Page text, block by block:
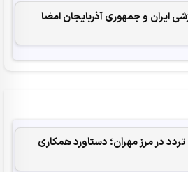
ایران و جمهوری آذربایجان امضا
در مرز مهران؛ دستاورد همکاری‌